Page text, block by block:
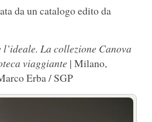
da un catalogo edito da
l’ideale. La collezione Canova
viaggiante| Milano,
Erba / SGP